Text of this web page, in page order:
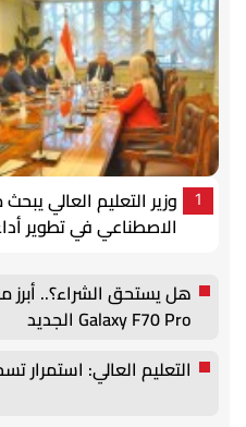
1
وزير التعليم العالي
الاصطناعي في تطوير
Galaxy F70 Pro الجديد
التعليم العالي: استمرار